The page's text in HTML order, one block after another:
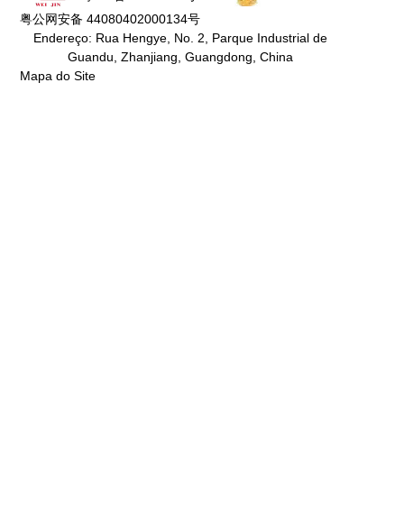
粤公网安备 44080402000134号
Endereço: Rua Hengye, No. 2, Parque Industrial de
Guandu, Zhanjiang, Guangdong, China
Mapa do Site